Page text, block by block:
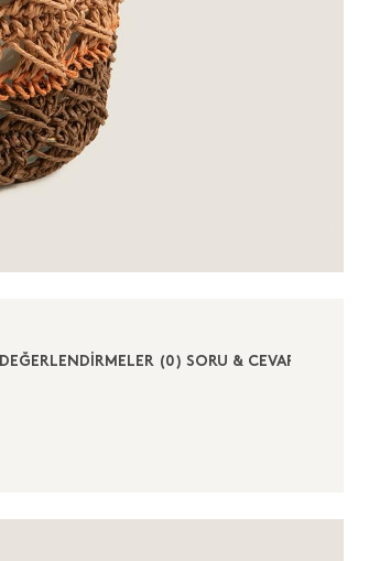
DEĞERLENDİRMELER (0) SORU & CEVAP (0)